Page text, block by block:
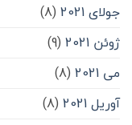
جولای 2021
(8)
ژوئن 2021
(9)
می 2021
(8)
آوریل 2021
(8)